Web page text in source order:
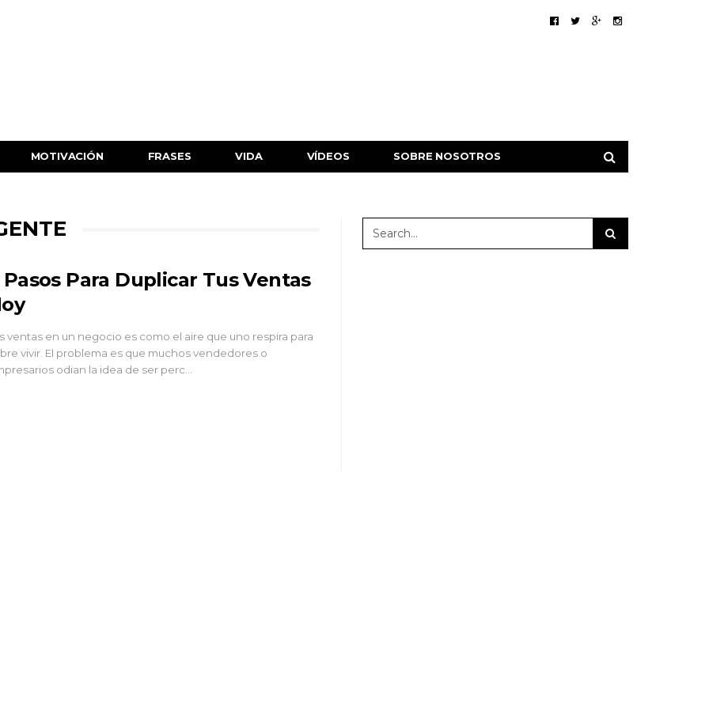
MOTIVACIÓN FRASES VIDA VÍDEOS SOBRE NOSOTROS
Pasos Para Duplicar Tus Ventas
ventas en un negocio es como el aire que uno respira para
vivir. El problema es que muchos vendedores o
odian la idea de ser perc…